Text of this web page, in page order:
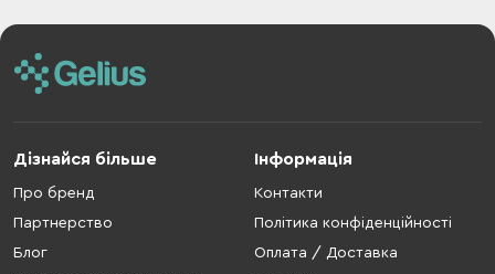
Дізнайся більше
Про бренд
Партнерство
Блог
Інформація
Контакти
Політика конфіденційності
Оплата / Доставка